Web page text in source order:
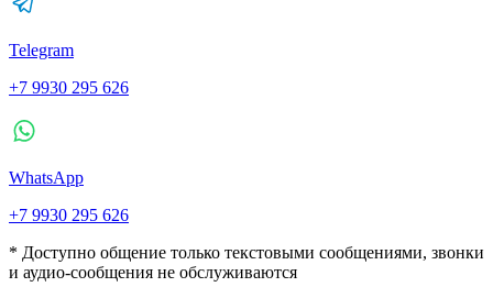
Telegram
+7 9930 295 626
WhatsApp
+7 9930 295 626
* Доступно общение только текстовыми сообщениями, звонки
и аудио-сообщения не обслуживаются